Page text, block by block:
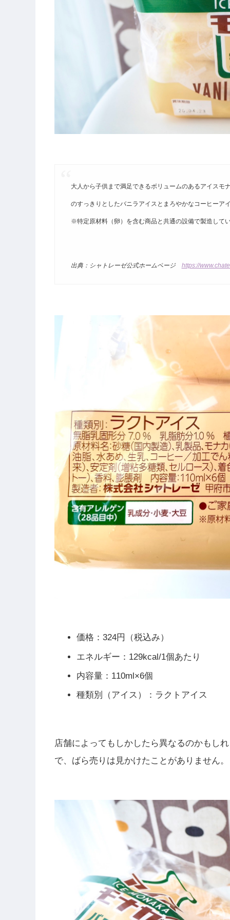
大人から子供まで満足できるボリュームのあるアイスモ
のすっきりとしたバニラアイスとまろやかなコーヒー
※特定原材料（卵）を含む商品と共通の設備で製造して
出典：シャトレーゼ公式ホームページ https://
価格：324円（税込み）
エネルギー：129kcal/1個あたり
内容量：110ml×6個
種類別（アイス）：ラクトアイス
店舗によってもしかしたら異なるのかもし
で、ばら売りは見かけたことがありません。